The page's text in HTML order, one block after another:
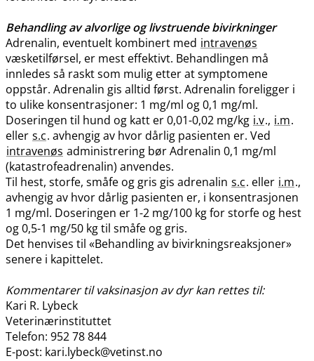
Behandling av alvorlige og livstruende bivirkninger
Adrenalin, eventuelt kombinert med intravenøs
væsketilførsel, er mest effektivt. Behandlingen må
innledes så raskt som mulig etter at symptomene
oppstår. Adrenalin gis alltid først. Adrenalin foreligger i
to ulike konsentrasjoner: 1 mg/ml og 0,1 mg​/​ml.
Doseringen til hund og katt er 0,01-0,02 mg/kg i.v., i.m.
eller s.c. avhengig av hvor dårlig pasienten er. Ved
intravenøs administrering bør Adrenalin 0,1 mg/ml
(katastrofeadrenalin) anvendes.
Til hest, storfe, småfe og gris gis adrenalin s.c. eller i.m.,
avhengig av hvor dårlig pasienten er, i konsentrasjonen
1 mg​/​ml. Doseringen er 1-2 mg/100 kg for storfe og hest
og 0,5-1 mg/50 kg til småfe og gris.
Det henvises til «Behandling av bivirkningsreaksjoner»
senere i kapittelet.
Kommentarer til vaksinasjon av dyr kan rettes til:
Kari R. Lybeck
Veterinærinstituttet
Telefon: 952 78 844
E-post: kari.lybeck@vetinst.no